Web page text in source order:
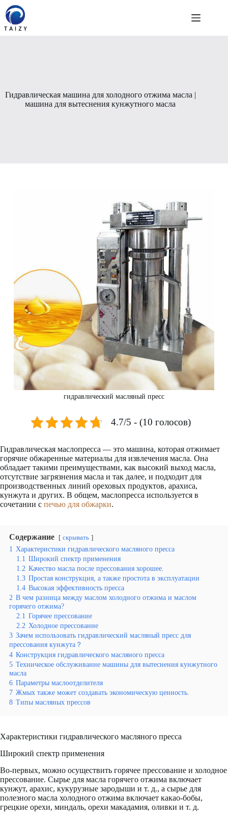
Перейти
сути
Гидравлическая машина для холодного отжима масла |
машина для вытеснения кунжутного масла
гидравлический масляный пресс
4.7/5 - (10 голосов)
Гидравлическая маслопресса — это машина, которая отжимает
горячие обжаренные материалы для извлечения масла. Она
обладает такими преимуществами, как высокий выход масла,
отсутствие загрязнения масла и так далее, и подходит для
производственных линий ореховых продуктов, арахиса,
кунжута и других. В общем, маслопресса используется в
сочетании с печью для обжарки.
Содержание скрывать
1 Характеристики гидравлического масляного пресса
1.1 Широкий спектр применения
1.2 Качество масла после прессования хорошее.
1.3 Простая конструкция, а также простота в эксплуатации
1.4 Высокая эффективность пресса
2 В чем разница между маслом холодного отжима и маслом
горячего отжима?
2.1 Горячее прессование
2.2 Холодное прессование
3 Зачем использовать гидравлический масляный пресс для
прессования кунжута？
4 Конструкция гидравлического масляного пресса
5 Техническое обслуживание машины для вытеснения кунжутного
масла
6 Параметры маслоотделителя
7 Жмых также может создавать экономическую ценность.
8 Типы масляных прессов
Характеристики гидравлического масляного пресса
Широкий спектр применения
Во-первых, можно осуществить горячее прессование и холодное
прессование. Сырье для масла горячего отжима включает
кунжут, арахис, кукурузные зародыши и т. д., а сырье для
полезного масла холодного отжима включает какао-бобы,
грецкие орехи, миндаль, орехи макадамия, оливки и т. д.